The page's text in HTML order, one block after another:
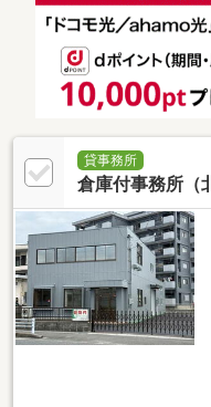
貸事務所
倉庫付事務所（